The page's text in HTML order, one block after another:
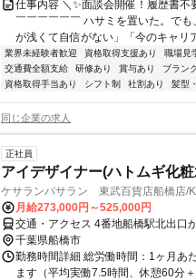
仕事内容 ＼✨面談会開催！履歴書
￣￣￣￣￣￣ ハサミを置いた。で
が浅くて自信がない」「今のキャリ
業界未経験者歓迎 資格取得支援あり 職場見
交通費全額支給
研修あり 賞与あり ブラン
資格取得手当あり
シフト制 社割あり 髪型
同じ企業の求人
正社員
アイデザイナー(ハトムギ化
ケサランパサラン 東武百貨店船橋店/
月給273,000円～525,000円
交通・アクセス 4番地船橋駅北出口
千葉県船橋市
勤務時間詳細 総労働時間：1ヶ月あ
ます（平均実働7.5時間、休憩60分